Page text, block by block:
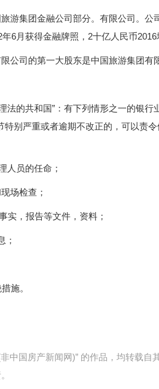
集团金融公司部分。有限公司。公
6月获得金融牌照，2十亿人民币2016
司的第一大股东是中国旅游集团有
的共和国”：有下列情形之一的银行
特别严重或者逾期不改正的，可以责
员的任命；
场检查；
，报告等文件，资料；
；
施。
中国房产新闻网)” 的作品，均转载